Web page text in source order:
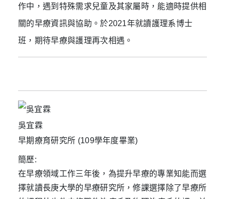
作中，遇到特殊需求兒童及其家屬時，能適時提供相
關的早療資訊與協助。於2021年就讀護理系博士
班，期待早療與護理再次相遇。
吳宜霖
早期療育研究所 (109學年度畢業)
簡歷:
在早療領域工作三年後，為提升早療的專業知能而選
擇就讀長庚大學的早療研究所，修課選擇除了早療所